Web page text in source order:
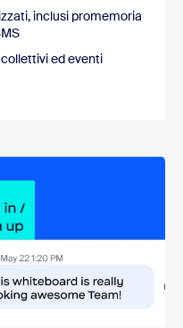
inclusi promemoria
ed eventi